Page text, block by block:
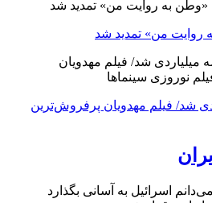
روایت من» تمدید شد
شد/ فیلم مهدویان پرفروش‌ترین